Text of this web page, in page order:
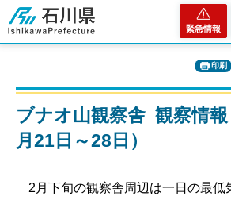
石川県
緊急情報
印刷
ブナオ山観察舎 観察情
月21日～28日）
2月下旬の観察舎周辺は一日の最低